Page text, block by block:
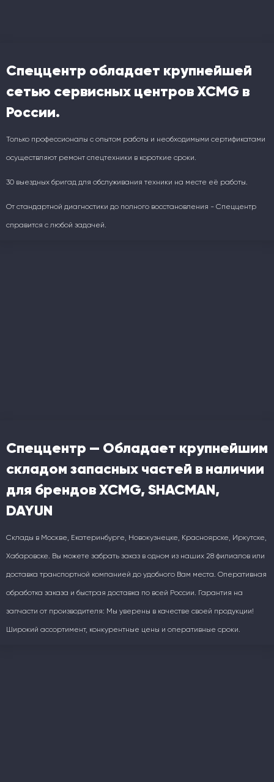
Спеццентр обладает крупнейшей
сетью сервисных центров XCMG в
России.
Только профессионалы с опытом работы и необходимыми сертификатами
осуществляют ремонт спецтехники в короткие сроки.
30 выездных бригад для обслуживания техники на месте её работы.
От стандартной диагностики до полного восстановления - Спеццентр
справится с любой задачей.
Спеццентр — Обладает крупнейшим
складом запасных частей в наличии
для брендов XCMG, SHACMAN,
DAYUN
Склады в Москве, Екатеринбурге, Новокузнецке, Красноярске, Иркутске,
Хабаровске. Вы можете забрать заказ в одном из наших 28 филиалов или
доставка транспортной компанией до удобного Вам места. Оперативная
обработка заказа и быстрая доставка по всей России. Гарантия на
запчасти от производителя: Мы уверены в качестве своей продукции!
Широкий ассортимент, конкурентные цены и оперативные сроки.